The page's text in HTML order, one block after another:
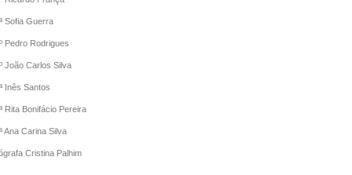
Sofia Guerra
Pedro Rodrigues
João Carlos Silva
Inês Santos
Rita Bonifácio Pereira
Ana Carina Silva
Cristina Palhim